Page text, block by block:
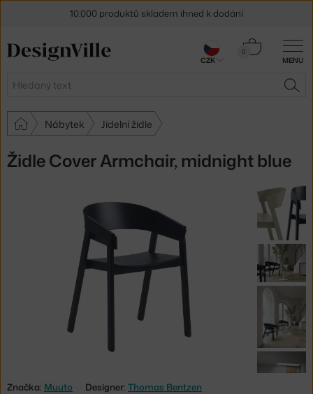
MENU
Hledat
0
Košík
Nábytek Jídelní židle
Židle Cover Armchair, midnight blue
Značka: Muuto Designer: Thomas Bentzen
10.000 produktů skladem ihned k dodání
30 dní na vrácení zbožíCZK